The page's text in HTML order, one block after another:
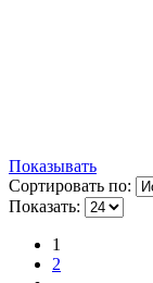
Показывать
Сортировать по:
Показать:
1
2